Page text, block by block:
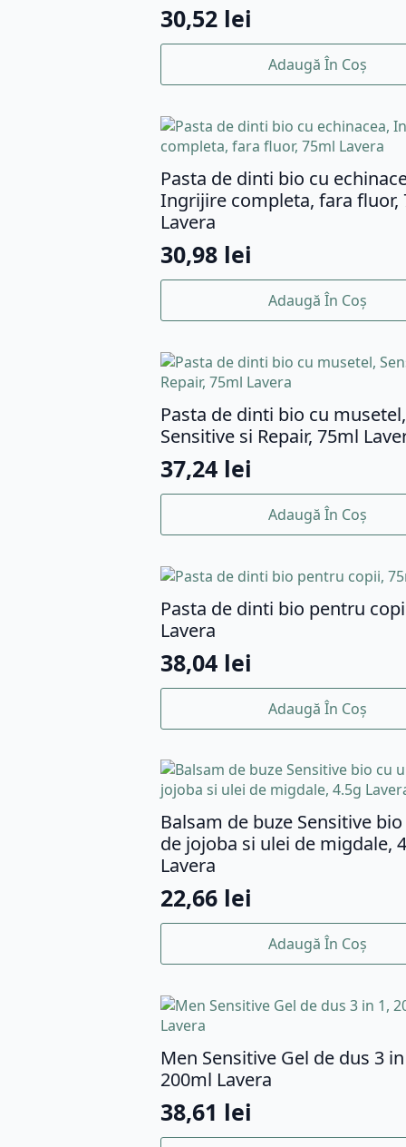
30,52 lei
Adaugă În Coș
Pasta de dinti bio cu
Ingrijire completa, fara fluor,
Lavera
30,98 lei
Adaugă În Coș
Pasta de dinti bio cu musetel,
Sensitive si Repair, 75ml
37,24 lei
Adaugă În Coș
Pasta de dinti bio pentru
Lavera
38,04 lei
Adaugă În Coș
Balsam de buze Sensitive
de jojoba si ulei de migdale,
Lavera
22,66 lei
Adaugă În Coș
Men Sensitive Gel de dus 3
200ml Lavera
38,61 lei